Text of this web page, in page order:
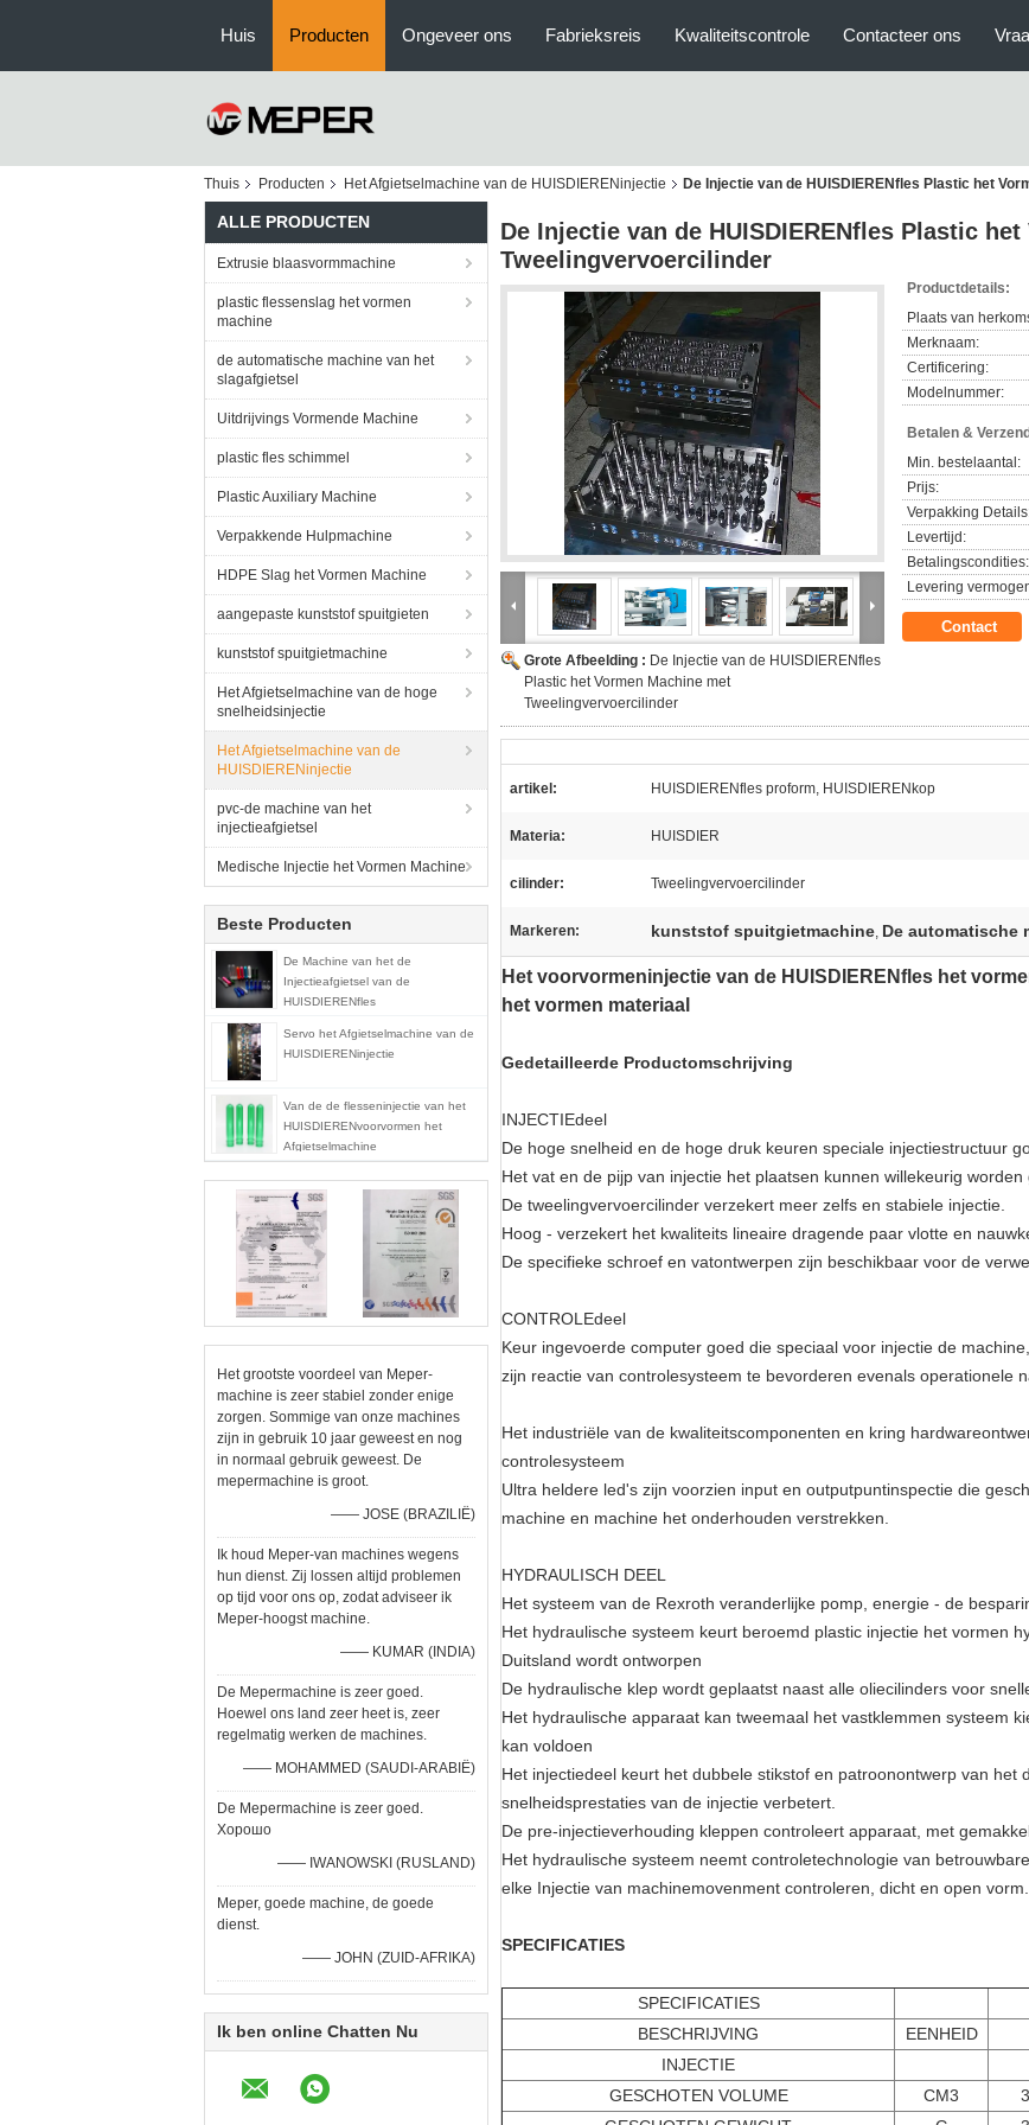
Huis Producten Ongeveer ons Fabrieksreis Kwaliteitscontrole Contacteer ons
Thuis Producten Het Afgietselmachine van de HUISDIERENinjectie De Injectie van de HUISDIERENfles Plastic het
ALLE PRODUCTEN
Extrusie blaasvormmachine
plastic flessenslag het vormen
machine
de automatische machine van het
slagafgietsel
Uitdrijvings Vormende Machine
plastic fles schimmel
Plastic Auxiliary Machine
Verpakkende Hulpmachine
HDPE Slag het Vormen Machine
aangepaste kunststof spuitgieten
kunststof spuitgietmachine
Het Afgietselmachine van de hoge
snelheidsinjectie
Het Afgietselmachine van de
HUISDIERENinjectie
pvc-de machine van het
injectieafgietsel
Medische Injectie het Vormen Machine
Beste Producten
De Machine van het de
Injectieafgietsel van de
HUISDIERENfles
Servo het Afgietselmachine van de
HUISDIERENinjectie
Van de de flesseninjectie van het
HUISDIERENvoorvormen het
Afgietselmachine
Het grootste voordeel van Meper-
machine is zeer stabiel zonder enige
zorgen. Sommige van onze machines
zijn in gebruik 10 jaar geweest en nog
in normaal gebruik geweest. De
mepermachine is groot.
—— JOSE (BRAZILIË)
Ik houd Meper-van machines wegens
hun dienst. Zij lossen altijd problemen
op tijd voor ons op, zodat adviseer ik
Meper-hoogst machine.
—— KUMAR (INDIA)
De Mepermachine is zeer goed.
Hoewel ons land zeer heet is, zeer
regelmatig werken de machines.
—— MOHAMMED (SAUDI-ARABIË)
De Mepermachine is zeer goed.
Хорошо
—— IWANOWSKI (RUSLAND)
Meper, goede machine, de goede
dienst.
—— JOHN (ZUID-AFRIKA)
Ik ben online Chatten Nu
De Injectie van de HUISDIERENfles Plastic
Tweelingvervoercilinder
Grote Afbeelding : De Injectie van de HUISDIERENfles
Plastic het Vormen Machine met
Tweelingvervoercilinder
Productdetails:
Plaats van
Merknaam:
Certificering:
Modelnummer:
Betalen &
Min. bestelaantal:
Prijs:
Verpakking
Levertijd:
Betalingscondities:
Levering
Contact
artikel: HUISDIERENfles proform, HUISDIERENkop
Materia: HUISDIER
cilinder: Tweelingvervoercilinder
Markeren: kunststof spuitgietmachine, De automatische
Het voorvormeninjectie van de HUISDIERENfles het
het vormen materiaal
Gedetailleerde Productomschrijving
INJECTIEdeel
De hoge snelheid en de hoge druk keuren speciale injectiestructuur
Het vat en de pijp van injectie het plaatsen kunnen willekeurig
De tweelingvervoercilinder verzekert meer zelfs en stabiele injectie.
Hoog - verzekert het kwaliteits lineaire dragende paar vlotte en
De specifieke schroef en vatontwerpen zijn beschikbaar voor de
CONTROLEdeel
Keur ingevoerde computer goed die speciaal voor injectie de
zijn reactie van controlesysteem te bevorderen evenals operationele
Het industriële van de kwaliteitscomponenten en kring
controlesysteem
Ultra heldere led's zijn voorzien input en outputpuntinspectie die
machine en machine het onderhouden verstrekken.
HYDRAULISCH DEEL
Het systeem van de Rexroth veranderlijke pomp, energie - de
Het hydraulische systeem keurt beroemd plastic injectie het vormen
Duitsland wordt ontworpen
De hydraulische klep wordt geplaatst naast alle oliecilinders voor
Het hydraulische apparaat kan tweemaal het vastklemmen systeem
kan voldoen
Het injectiedeel keurt het dubbele stikstof en patroonontwerp van
snelheidsprestaties van de injectie verbetert.
De pre-injectieverhouding kleppen controleert apparaat, met
Het hydraulische systeem neemt controletechnologie van
elke Injectie van machinemovenment controleren, dicht en open vorm.
SPECIFICATIES
SPECIFICATIES
BESCHRIJVING
EENHEID
INJECTIE
GESCHOTEN VOLUME
CM3